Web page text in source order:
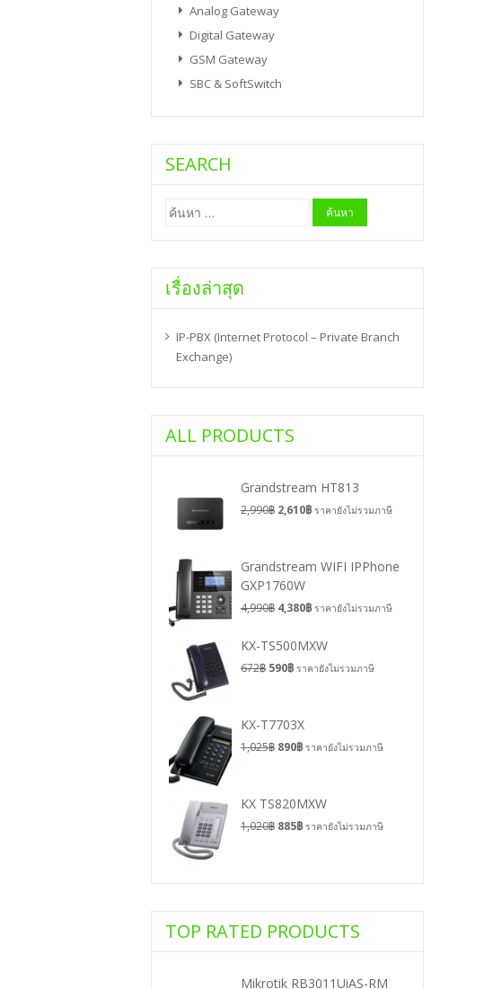
Analog Gateway
Digital Gateway
GSM Gateway
SBC & SoftSwitch
SEARCH
ค้นหา
สำหรับ:
เรื่องล่าสุด
IP-PBX (Internet Protocol – Private Branch
Exchange)
ALL PRODUCTS
Grandstream HT813
2,990฿ 2,610฿ ราคายังไม่รวมภาษี
Grandstream WIFI IPPhone
GXP1760W
4,990฿ 4,380฿ ราคายังไม่รวมภาษี
KX-TS500MXW
672฿ 590฿ ราคายังไม่รวมภาษี
KX-T7703X
1,025฿ 890฿ ราคายังไม่รวมภาษี
KX TS820MXW
1,020฿ 885฿ ราคายังไม่รวมภาษี
TOP RATED PRODUCTS
Mikrotik RB3011UiAS-RM